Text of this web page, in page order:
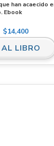
han acaecido
Ebook
$14,400
AL LIBRO